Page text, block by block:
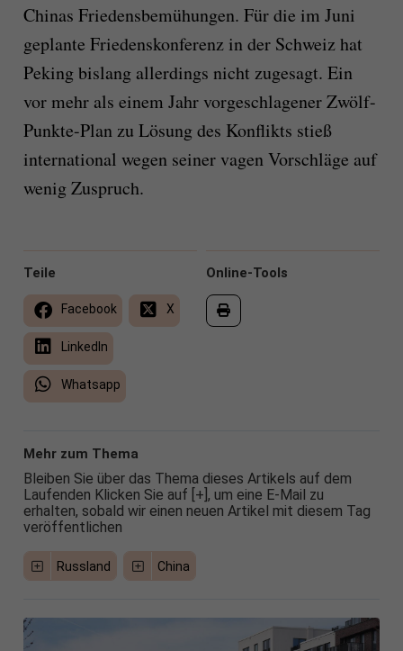
Chinas Friedensbemühungen. Für die im Juni
geplante Friedenskonferenz in der Schweiz hat
Peking bislang allerdings nicht zugesagt. Ein
vor mehr als einem Jahr vorgeschlagener Zwölf-
Punkte-Plan zu Lösung des Konflikts stieß
international wegen seiner vagen Vorschläge auf
wenig Zuspruch.
Online-Tools
Teile
Facebook X
LinkedIn
Whatsapp
Mehr zum Thema
Bleiben Sie über das Thema dieses Artikels auf dem
Laufenden Klicken Sie auf [+], um eine E-Mail zu
erhalten, sobald wir einen neuen Artikel mit diesem Tag
veröffentlichen
Russland China